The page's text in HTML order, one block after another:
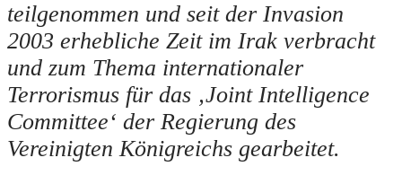
teilgenommen und seit der Invasion
2003 erhebliche Zeit im Irak verbracht
und zum Thema internationaler
Terrorismus für das ‚Joint Intelligence
Committee‘ der Regierung des
Vereinigten Königreichs gearbeitet.